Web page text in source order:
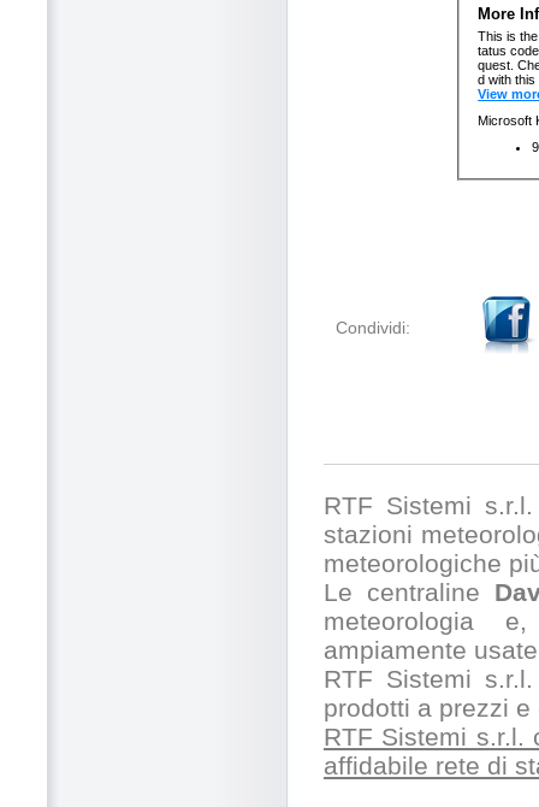
Condividi:
RTF Sistemi
stazioni
meteorologiche
Le centraline
meteorologia
ampiamente
RTF Sistemi
prodotti a prezzi
RTF Sistemi s.r.l.
affidabile rete di